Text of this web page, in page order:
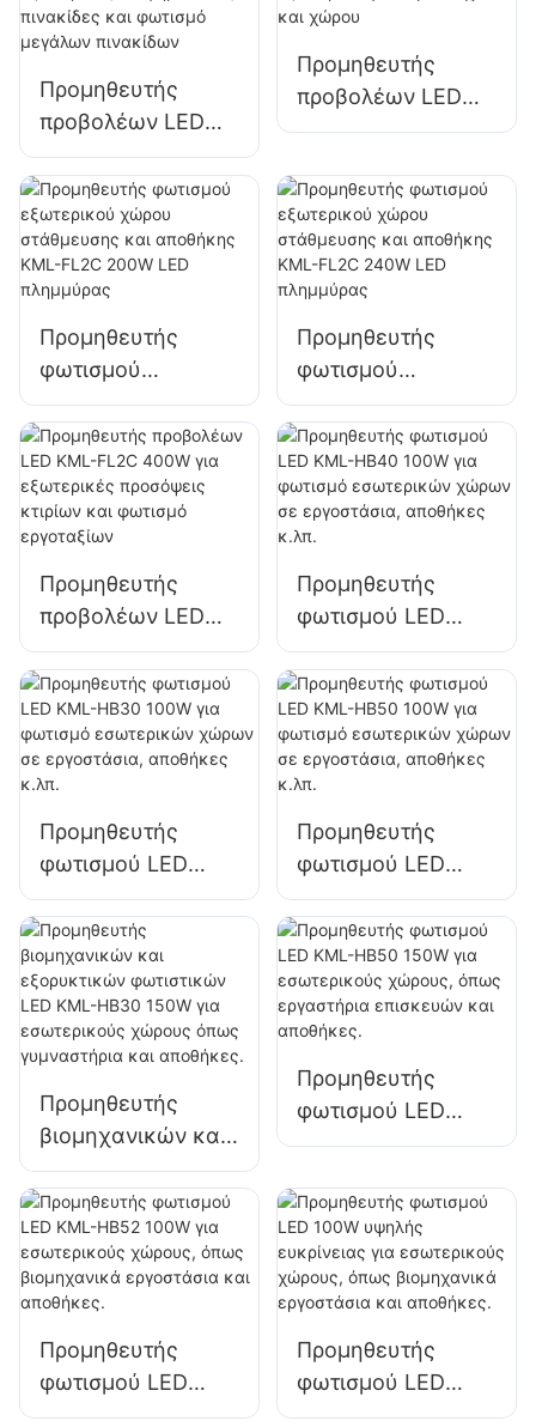
καταστροφές
πινακίδων
Προμηθευτής
προβολέων LED
KML-FL2C 100W
για εξωτερικές
διαφημιστικές
πινακίδες και
φωτισμό μεγάλων
Προμηθευτής
προβολέων LED
KML-FL2C 150W
φωτισμό τοίχου
και χώρου
Προμηθευτής
φωτισμού
εξωτερικού χώρου
στάθμευσης και
αποθήκης KML-
FL2C 200W LED
πλημμύρας
Προμηθευτής
φωτισμού
εξωτερικού χώρου
στάθμευσης και
αποθήκης KML-
FL2C 240W LED
πλημμύρας
Προμηθευτής
προβολέων LED
KML-FL2C 400W
για εξωτερικές
προσόψεις κτιρίων
και φωτισμό
εργοταξίων
Προμηθευτής
φωτισμού LED
KML-HB40 100W
για φωτισμό
εσωτερικών
χώρων σε
εργοστάσια,
Προμηθευτής
φωτισμού LED
KML-HB30 100W
για φωτισμό
εσωτερικών
χώρων σε
εργοστάσια,
αποθήκες κ.λπ.
Προμηθευτής
φωτισμού LED
KML-HB50 100W
για φωτισμό
εσωτερικών
χώρων σε
εργοστάσια,
Προμηθευτής
βιομηχανικών και
εξορυκτικών
φωτιστικών LED
KML-HB30 150W
για εσωτερικούς
χώρους όπως
αποθήκες.
Προμηθευτής
φωτισμού LED
KML-HB50 150W
χώρους, όπως
εργαστήρια
επισκευών και
αποθήκες.
Προμηθευτής
φωτισμού LED
KML-HB52 100W
Προμηθευτής
φωτισμού LED
100W υψηλής